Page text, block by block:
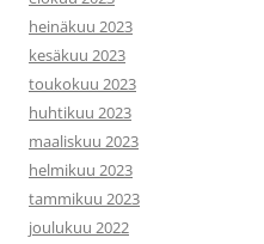
heinäkuu 2023
kesäkuu 2023
toukokuu 2023
huhtikuu 2023
maaliskuu 2023
helmikuu 2023
tammikuu 2023
joulukuu 2022